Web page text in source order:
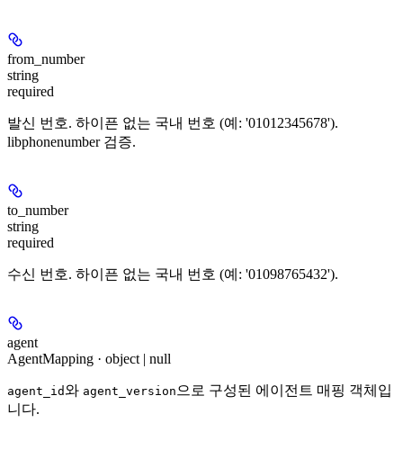
from_number
string
required
발신 번호. 하이픈 없는 국내 번호 (예: '01012345678').
libphonenumber 검증.
to_number
string
required
수신 번호. 하이픈 없는 국내 번호 (예: '01098765432').
agent
AgentMapping · object | null
agent_id와 agent_version 으로 구성된 에이전트 매핑 객체입
니다.